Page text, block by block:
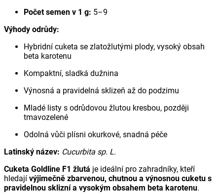
Počet semen v 1 g: 5–9
Výhody odrůdy:
Hybridní cuketa se zlatožlutými plody, vysoký obsah
beta karotenu
Kompaktní, sladká dužnina
Výnosná a pravidelná sklizeň až do podzimu
Mladé listy s odrůdovou žlutou kresbou, později
tmavozelené
Odolná vůči plísni okurkové, snadná péče
Latinský název: Cucurbita sp. L.
Cuketa Goldline F1 žlutá je ideální pro zahradníky, kteří
hledají výjimečně zbarvenou, chutnou a výnosnou cuketu s
pravidelnou sklizní a vysokým obsahem beta karotenu.